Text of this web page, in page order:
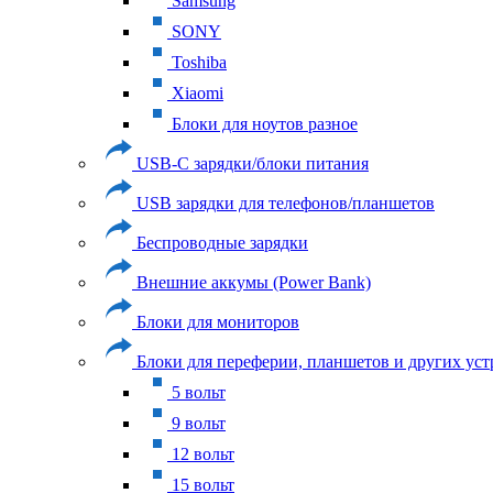
SONY
Toshiba
Xiaomi
Блоки для ноутов разное
USB-C зарядки/блоки питания
USB зарядки для телефонов/планшетов
Беспроводные зарядки
Внешние аккумы (Power Bank)
Блоки для мониторов
Блоки для переферии, планшетов и других
5 вольт
9 вольт
12 вольт
15 вольт